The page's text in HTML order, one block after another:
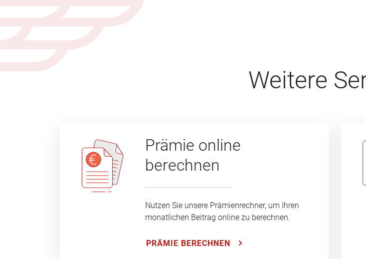
Weitere
Prämie online
berechnen
Nutzen Sie unsere Prämienrechner, um Ihren
monatlichen Beitrag online zu berechnen.
PRÄMIE BERECHNEN